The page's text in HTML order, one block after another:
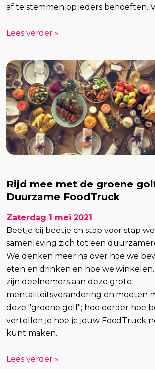
af te stemmen op ieders behoeften.
Lees verder »
Rijd mee met de groene
Duurzame FoodTruck
Zaterdag 1 mei 2021
Beetje bij beetje en stap voor stap
samenleving zich tot een
We denken meer na over hoe we
eten en drinken en hoe we
zijn deelnemers aan deze grote
mentaliteitsverandering en moeten
deze "groene golf"; hoe eerder hoe
vertellen je hoe je jouw FoodTruck
kunt maken.
Lees verder »